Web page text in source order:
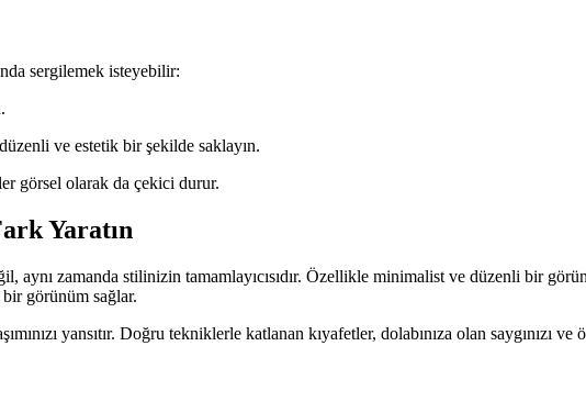
sergilemek isteyebilir:
ve estetik bir şekilde saklayın.
görsel olarak da çekici durur.
Yaratın
aynı zamanda stilinizin tamamlayıcısıdır. Özellikle minimalist ve düzenli bir
bir görünüm sağlar.
yansıtır. Doğru tekniklerle katlanan kıyafetler, dolabınıza olan saygınızı ve